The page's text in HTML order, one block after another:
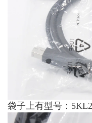
袋子上有型号：